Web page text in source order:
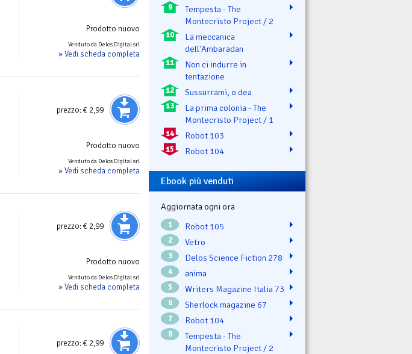
Prodotto nuovo
Venduto da Delos Digital srl
» Vedi scheda completa
prezzo:€ 2,99
Prodotto nuovo
Venduto da Delos Digital srl
» Vedi scheda completa
prezzo:€ 2,99
Prodotto nuovo
Venduto da Delos Digital srl
» Vedi scheda completa
prezzo:€ 2,99
9
Tempesta - The
Montecristo Project / 2
10
La meccanica
dell'Ambaradan
11
Non ci indurre in
tentazione
12 Sussurrami, o dea
13
La prima colonia - The
Montecristo Project / 1
14 Robot 103
15 Robot 104
Ebook più venduti
Aggiornata ogni ora
1 Robot 105
2 Vetro
3 Delos Science Fiction 278
4 ənima
5 Writers Magazine Italia 73
6 Sherlock magazine 67
7 Robot 104
8
Tempesta - The
Montecristo Project / 2